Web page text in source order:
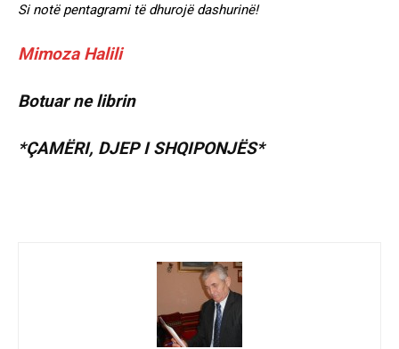
Si notë pentagrami të dhurojë dashurinë!
Mimoza Halili
Botuar ne librin
*ÇAMËRI, DJEP I SHQIPONJËS*